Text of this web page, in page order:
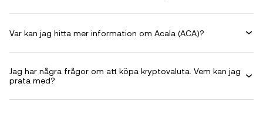
Var kan jag hitta mer information om Acala (ACA)?
Jag har några frågor om att köpa kryptovaluta. Vem kan jag
prata med?